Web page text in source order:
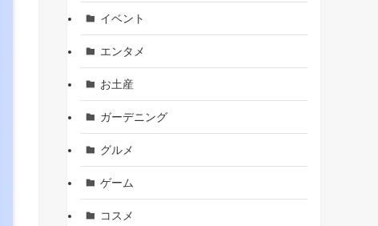
イベント
エンタメ
お土産
ガーデニング
グルメ
ゲーム
コスメ